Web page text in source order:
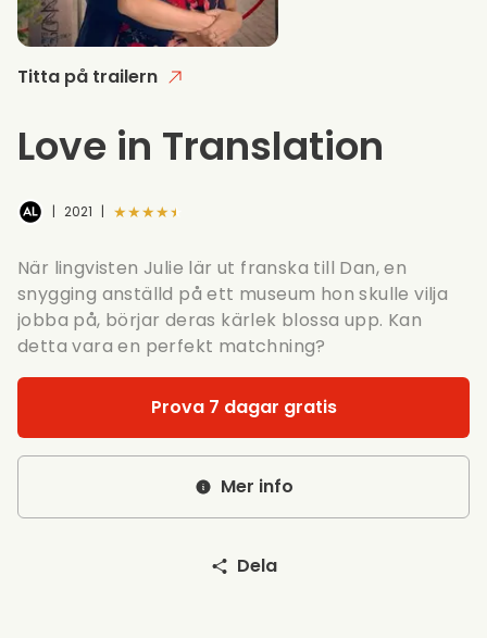
Titta på trailern
Love in Translation
| 2021 | ★★★★★
När lingvisten Julie lär ut franska till Dan, en
snygging anställd på ett museum hon skulle vilja
jobba på, börjar deras kärlek blossa upp. Kan
detta vara en perfekt matchning?
Prova 7 dagar gratis
Mer info
Dela